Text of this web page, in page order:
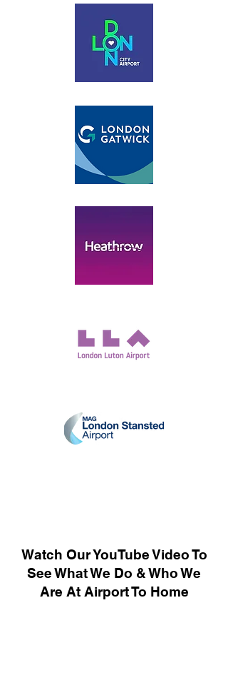
Watch Our YouTube Video To
See What We Do & Who We
Are At Airport To Home